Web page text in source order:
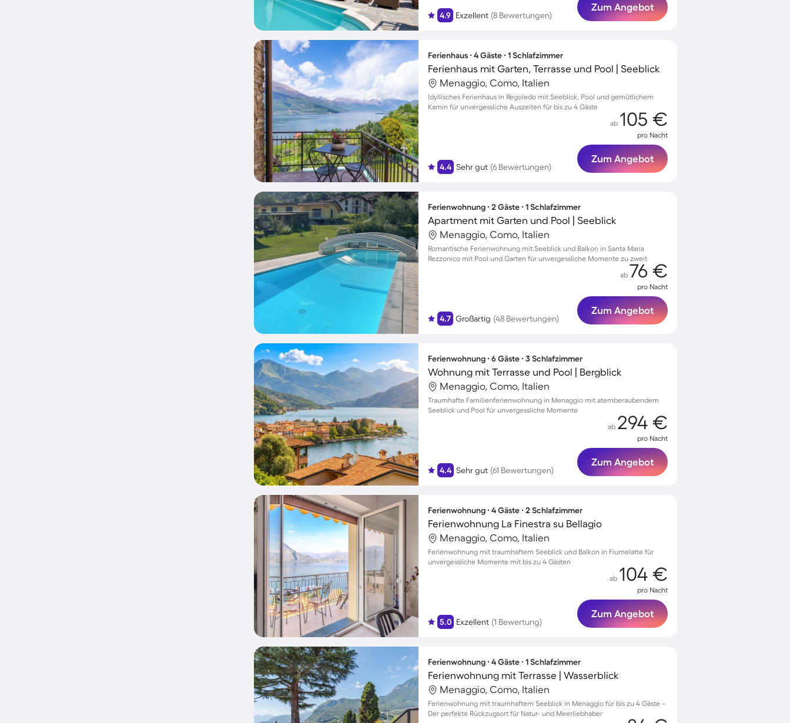
4.9 Exzellent (8 Bewertungen)
Zum Angebot
Ferienhaus ∙ 4 Gäste ∙ 1 Schlafzimmer
Ferienhaus mit Garten, Terrasse und Pool | Seeblick
Menaggio, Como, Italien
Idyllisches Ferienhaus in Regoledo mit Seeblick, Pool und gemütlichem
Kamin für unvergessliche Auszeiten für bis zu 4 Gäste
4.4 Sehr gut (6 Bewertungen)
ab 105 €
pro Nacht
Zum Angebot
Ferienwohnung ∙ 2 Gäste ∙ 1 Schlafzimmer
Apartment mit Garten und Pool | Seeblick
Menaggio, Como, Italien
Romantische Ferienwohnung mit Seeblick und Balkon in Santa Maria
Rezzonico mit Pool und Garten für unvergessliche Momente zu zweit
4.7 Großartig (48 Bewertungen)
ab 76 €
pro Nacht
Zum Angebot
Ferienwohnung ∙ 6 Gäste ∙ 3 Schlafzimmer
Wohnung mit Terrasse und Pool | Bergblick
Menaggio, Como, Italien
Traumhafte Familienferienwohnung in Menaggio mit atemberaubendem
Seeblick und Pool für unvergessliche Momente
4.4 Sehr gut (61 Bewertungen)
ab 294 €
pro Nacht
Zum Angebot
Ferienwohnung ∙ 4 Gäste ∙ 2 Schlafzimmer
Ferienwohnung La Finestra su Bellagio
Menaggio, Como, Italien
Ferienwohnung mit traumhaftem Seeblick und Balkon in Fiumelatte für
unvergessliche Momente mit bis zu 4 Gästen
5.0 Exzellent (1 Bewertung)
ab 104 €
pro Nacht
Zum Angebot
Ferienwohnung ∙ 4 Gäste ∙ 1 Schlafzimmer
Ferienwohnung mit Terrasse | Wasserblick
Menaggio, Como, Italien
Ferienwohnung mit traumhaftem Seeblick in Menaggio für bis zu 4 Gäste –
Der perfekte Rückzugsort für Natur- und Meerliebhaber